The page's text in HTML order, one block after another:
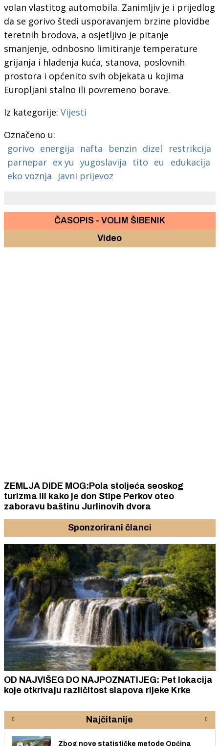
volan vlastitog automobila. Zanimljiv je i prijedlog
da se gorivo štedi usporavanjem brzine plovidbe
teretnih brodova, a osjetljivo je pitanje
smanjenje, odnbosno limitiranje temperature
grijanja i hlađenja kuća, stanova, poslovnih
prostora i općenito svih objekata u kojima
Europljani stalno ili povremeno borave.
Iz kategorije: Vijesti
Označeno u:
gorivo energija nafta benzin dizel
restrikcija
parnepar ex yu yugoslavija tito eu
edukacija
eko voznja
javni prijevoz
ČASOPIS - VOLIM ŠIBENIK
Video
ZEMLJA DIDE MOG:Pola stoljeća seoskog
turizma ili kako je don Stipe Perkov oteo
zaboravu baštinu Jurlinovih dvora
Sponzorirani članci
OD NAJVIŠEG DO NAJPOZNATIJEG: Pet lokacija
koje otkrivaju različitost slapova rijeke Krke
Najčitanije
Zbog nove statističke metode Općina